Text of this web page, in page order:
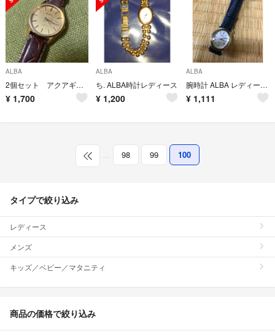
ALBA
2個セット アクアギア&アルバ SEIKO グランドクオーツ型腕時計
¥ 1,700
ALBA
ち. ALBA時計レディース
¥ 1,200
ALBA
腕時計 ALBA レディース 電池切れ
¥ 1,111
… 98 99 100
タイプで絞り込み
レディース
メンズ
キッズ／ベビー／マタニティ
商品の価格で絞り込み